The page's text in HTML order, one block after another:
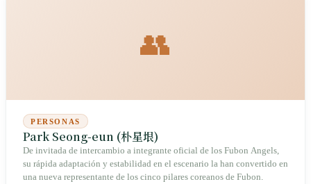
👥
PERSONAS
Park Seong-eun (朴星垠)
De invitada de intercambio a integrante oficial de los Fubon Angels,
su rápida adaptación y estabilidad en el escenario la han convertido en
una nueva representante de los cinco pilares coreanos de Fubon.